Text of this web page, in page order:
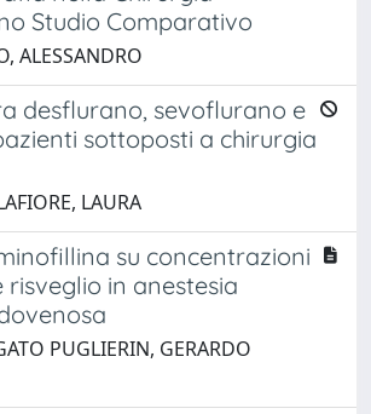
Studio Comparativo
ALESSANDRO
desflurano, sevoflurano e
sottoposti a chirurgia
LAURA
su concentrazioni
in anestesia
PUGLIERIN, GERARDO